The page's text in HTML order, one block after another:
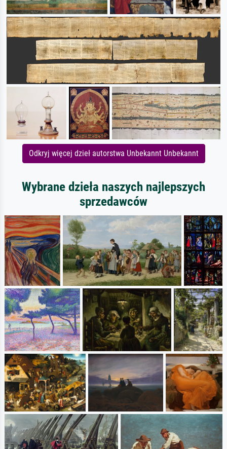
Odkryj więcej dzieł autorstwa Unbekannt Unbekannt
Wybrane dzieła naszych najlepszych
sprzedawców